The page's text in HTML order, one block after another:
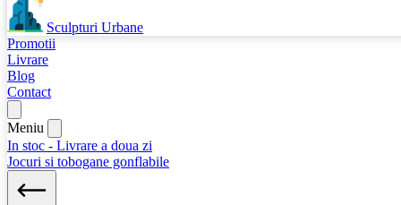
Sculpturi Urbane
Promotii
Livrare
Blog
Contact
Meniu
In stoc - Livrare a doua zi
Jocuri si tobogane gonflabile